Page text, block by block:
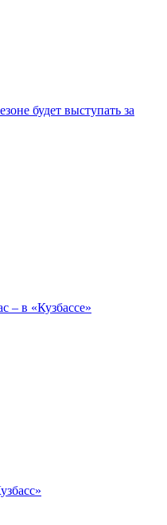
будет выступать за
– в «Кузбассе»